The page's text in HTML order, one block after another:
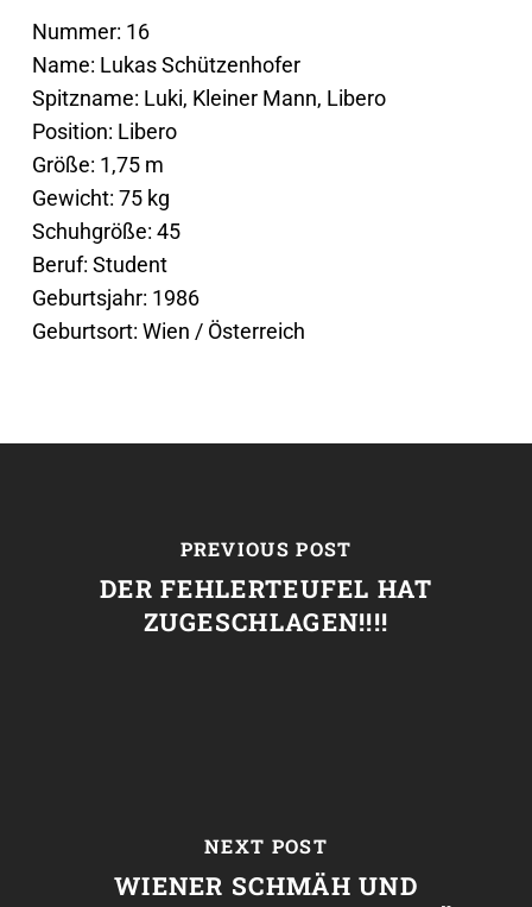
Nummer: 16
Name: Lukas Schützenhofer
Spitzname: Luki, Kleiner Mann, Libero
Position: Libero
Größe: 1,75 m
Gewicht: 75 kg
Schuhgröße: 45
Beruf: Student
Geburtsjahr: 1986
Geburtsort: Wien / Österreich
PREVIOUS POST
DER FEHLERTEUFEL HAT
ZUGESCHLAGEN!!!!
NEXT POST
WIENER SCHMÄH UND